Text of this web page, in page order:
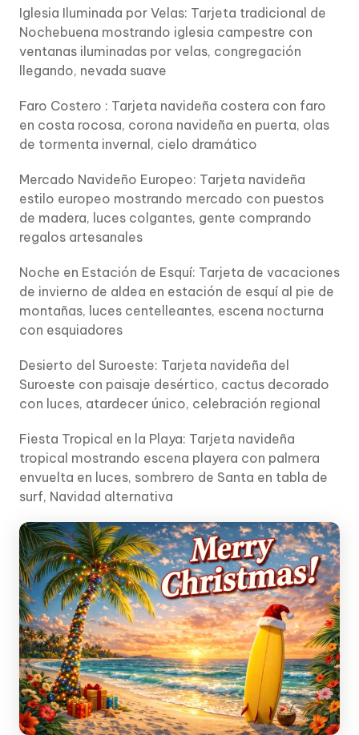
Iglesia Iluminada por Velas: Tarjeta tradicional de
Nochebuena mostrando iglesia campestre con
ventanas iluminadas por velas, congregación
llegando, nevada suave
Faro Costero : Tarjeta navideña costera con faro
en costa rocosa, corona navideña en puerta, olas
de tormenta invernal, cielo dramático
Mercado Navideño Europeo: Tarjeta navideña
estilo europeo mostrando mercado con puestos
de madera, luces colgantes, gente comprando
regalos artesanales
Noche en Estación de Esquí: Tarjeta de vacaciones
de invierno de aldea en estación de esquí al pie de
montañas, luces centelleantes, escena nocturna
con esquiadores
Desierto del Suroeste: Tarjeta navideña del
Suroeste con paisaje desértico, cactus decorado
con luces, atardecer único, celebración regional
Fiesta Tropical en la Playa: Tarjeta navideña
tropical mostrando escena playera con palmera
envuelta en luces, sombrero de Santa en tabla de
surf, Navidad alternativa